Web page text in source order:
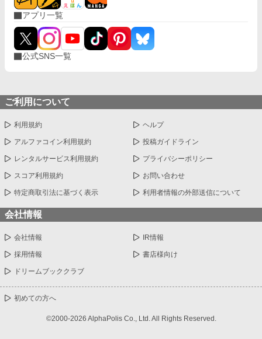
アプリ一覧
公式SNS一覧
ご利用について
利用規約 ヘルプ
アルファコイン利用規約 投稿ガイドライン
レンタルサービス利用規約 プライバシーポリシー
スコア利用規約 お問い合わせ
特定商取引法に基づく表示 利用者情報の外部送信について
会社情報
会社情報 IR情報
採用情報 書店様向け
ドリームブッククラブ
初めての方へ
©2000-2026 AlphaPolis Co., Ltd. All Rights Reserved.